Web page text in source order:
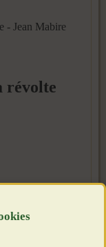
- Jean Mabire
révolte